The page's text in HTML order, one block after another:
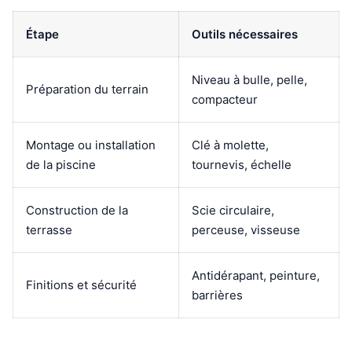
Étape Outils nécessaires
Préparation du terrain
Niveau à bulle, pelle,
compacteur
Montage ou installation
de la piscine
Clé à molette,
tournevis, échelle
Construction de la
terrasse
Scie circulaire,
perceuse, visseuse
Finitions et sécurité
Antidérapant, peinture,
barrières